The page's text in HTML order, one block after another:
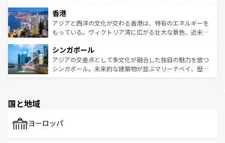
とつ。フォーやバインミー、ベトナムコーヒーなどは、ぜ
ひ現地で味わいたい。どの地域を訪れてもあたたかい人々
が旅行者を迎えてくれるので、きっと忘れられない旅にな
参照してほしい。
の活気が交差している。北部ではチェンマイなどの山岳地
帯で自然と触れ合い、南部ではプーケットやクラビの美し
いビーチでリゾート気分を楽しむことができる。タイ料理
激する。気候は一年中温暖で、どの季節にも異なる楽しみ
が待っている。親しみやすいタイの人々、仏教を中心とし
た文化、そして多様な観光資源が、訪れる旅人を魅了し続
香港
アジアと西洋の文化が交わる香港は、特有のエネルギーを
もっている。ヴィクトリア湾に広がる壮大な景色、近未来
み、どこを訪れても感動するはず。観光スポットが密集し
ており、効率よく見どころを回れるのも魅力。息をのむよ
うな絶景から文化的な体験まで、香港を存分に楽しみ尽く
シンガポール
アジアの交差点として多文化が融合した独自の魅力を放つ
シンガポール。未来的な建築物が並ぶマリーナベイ、歴史
で、ホーカーズは地元の風情を楽しめる外せないスポット
国と地域
ヨーロッパ